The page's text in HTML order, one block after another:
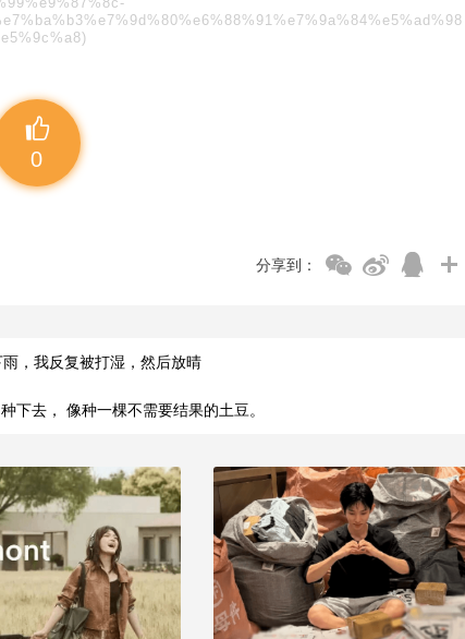
0
分享到：
，我反复被打湿，然后放晴
下去， 像种一棵不需要结果的土豆。